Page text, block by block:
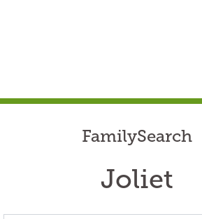
FamilySearch
Joliet